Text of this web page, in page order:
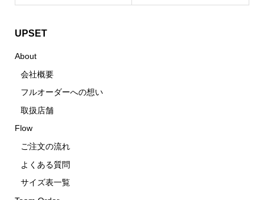
UPSET
About
会社概要
フルオーダーへの想い
取扱店舗
Flow
ご注文の流れ
よくある質問
サイズ表一覧